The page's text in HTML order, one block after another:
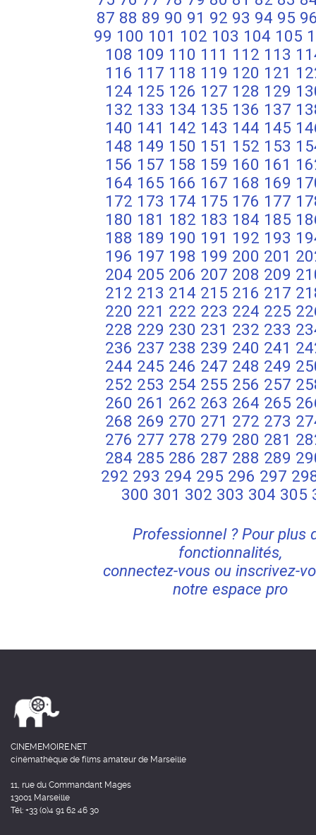
87 88 89 90 91 92 93 94 95
99 100 101 102 103 104 105
108 109 110 111 112 113
116 117 118 119 120 121
124 125 126 127 128 129
132 133 134 135 136 137
140 141 142 143 144 145
148 149 150 151 152 153
156 157 158 159 160 161
164 165 166 167 168 169
172 173 174 175 176 177
180 181 182 183 184 185
188 189 190 191 192 193
196 197 198 199 200 201
204 205 206 207 208 209
212 213 214 215 216 217
220 221 222 223 224 225
228 229 230 231 232 233
236 237 238 239 240 241
244 245 246 247 248 249
252 253 254 255 256 257
260 261 262 263 264 265
268 269 270 271 272 273
276 277 278 279 280 281
284 285 286 287 288 289
292 293 294 295 296 297
300 301 302 303 304 305
Professionnel ? Pour plus
fonctionnalités,
connectez-vous ou inscrivez-
notre espace pro
CINEMEMOIRE.NET
cinémathèque de films amateur de Marseille
11, rue du Commandant Mages
13001 Marseille
Tél: +33 (0)4 91 62 46 30